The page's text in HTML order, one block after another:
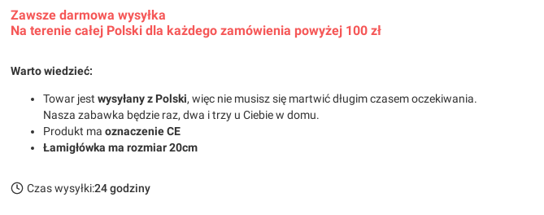
Zawsze darmowa wysyłka
Na terenie całej Polski dla każdego zamówienia powyżej 100 zł
Warto wiedzieć:
Towar jest wysyłany z Polski, więc nie musisz się martwić długim czasem oczekiwania.
Nasza zabawka będzie raz, dwa i trzy u Ciebie w domu.
Produkt ma oznaczenie CE
Łamigłówka ma rozmiar 20cm
Czas wysyłki:24 godziny